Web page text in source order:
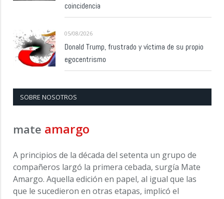
coincidencia
05/08/2026
Donald Trump, frustrado y víctima de su propio
egocentrismo
SOBRE NOSOTROS
mate amargo
A principios de la década del setenta un grupo de
compañeros largó la primera cebada, surgía Mate
Amargo. Aquella edición en papel, al igual que las
que le sucedieron en otras etapas, implicó el